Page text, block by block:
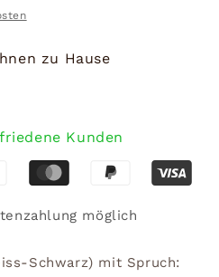
zu Hause
Kunden
möglich
Schwarz) mit Spruch: